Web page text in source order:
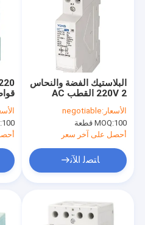
حولنا
جولة في المصنع
مراقبة الجودة
القضايا
اطلب اقتباس
100 قطعة
البلاستيك الفضة والنحاس
220V 2 القطب AC
قواطع لنظام التحكم في
الإضاءة
الأسعار:negotiable
MOQ:100 قطعة
أحصل على آخر سعر
ﺎﺘﺼﻟ ﺍﻶﻧ